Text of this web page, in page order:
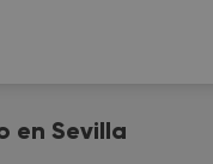
en Sevilla